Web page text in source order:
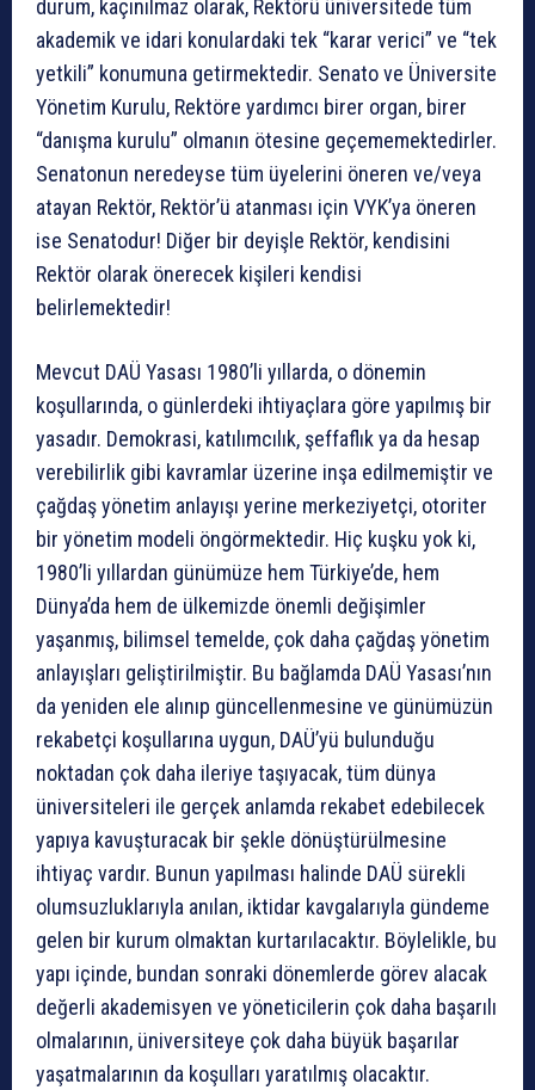
durum, kaçınılmaz olarak, Rektörü üniversitede tüm
akademik ve idari konulardaki tek “karar verici” ve “tek
yetkili” konumuna getirmektedir. Senato ve Üniversite
Yönetim Kurulu, Rektöre yardımcı birer organ, birer
“danışma kurulu” olmanın ötesine geçememektedirler.
Senatonun neredeyse tüm üyelerini öneren ve/veya
atayan Rektör, Rektör’ü atanması için VYK’ya öneren
ise Senatodur! Diğer bir deyişle Rektör, kendisini
Rektör olarak önerecek kişileri kendisi
belirlemektedir!
Mevcut DAÜ Yasası 1980’li yıllarda, o dönemin
koşullarında, o günlerdeki ihtiyaçlara göre yapılmış bir
yasadır. Demokrasi, katılımcılık, şeffaflık ya da hesap
verebilirlik gibi kavramlar üzerine inşa edilmemiştir ve
çağdaş yönetim anlayışı yerine merkeziyetçi, otoriter
bir yönetim modeli öngörmektedir. Hiç kuşku yok ki,
1980’li yıllardan günümüze hem Türkiye’de, hem
Dünya’da hem de ülkemizde önemli değişimler
yaşanmış, bilimsel temelde, çok daha çağdaş yönetim
anlayışları geliştirilmiştir. Bu bağlamda DAÜ Yasası’nın
da yeniden ele alınıp güncellenmesine ve günümüzün
rekabetçi koşullarına uygun, DAÜ’yü bulunduğu
noktadan çok daha ileriye taşıyacak, tüm dünya
üniversiteleri ile gerçek anlamda rekabet edebilecek
yapıya kavuşturacak bir şekle dönüştürülmesine
ihtiyaç vardır. Bunun yapılması halinde DAÜ sürekli
olumsuzluklarıyla anılan, iktidar kavgalarıyla gündeme
gelen bir kurum olmaktan kurtarılacaktır. Böylelikle, bu
yapı içinde, bundan sonraki dönemlerde görev alacak
değerli akademisyen ve yöneticilerin çok daha başarılı
olmalarının, üniversiteye çok daha büyük başarılar
yaşatmalarının da koşulları yaratılmış olacaktır.